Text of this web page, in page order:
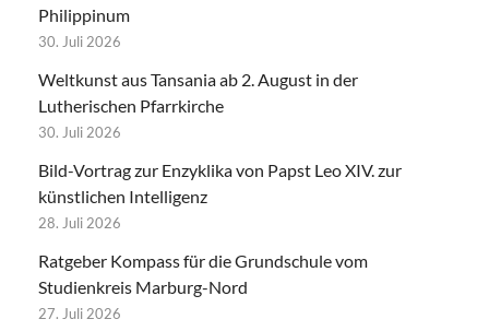
Philippinum
30. Juli 2026
Weltkunst aus Tansania ab 2. August in der
Lutherischen Pfarrkirche
30. Juli 2026
Bild-Vortrag zur Enzyklika von Papst Leo XIV. zur
künstlichen Intelligenz
28. Juli 2026
Ratgeber Kompass für die Grundschule vom
Studienkreis Marburg-Nord
27. Juli 2026